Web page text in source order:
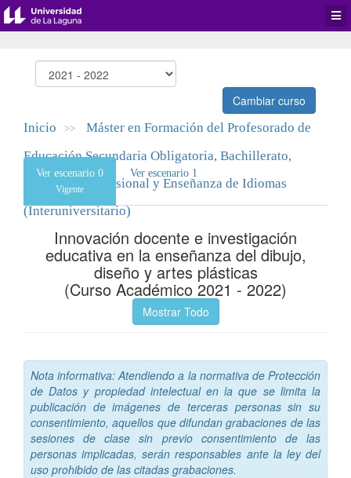
Cambiar curso
Inicio >>
Máster en Formación del Profesorado de
Educación Secundaria Obligatoria, Bachillerato,
Formación Profesional y Enseñanza de Idiomas
(Interuniversitario)
Ver escenario 0
Vigente
Ver escenario 1
Innovación docente e investigación
educativa en la enseñanza del dibujo,
diseño y artes plásticas
(Curso Académico 2021 - 2022)
Mostrar Todo
Nota informativa: Atendiendo a la normativa de Protección
de Datos y propiedad intelectual en la que se limita la
publicación de imágenes de terceras personas sin su
consentimiento, aquellos que difundan grabaciones de las
sesiones de clase sin previo consentimiento de las
personas implicadas, serán responsables ante la ley del
uso prohibido de las citadas grabaciones.